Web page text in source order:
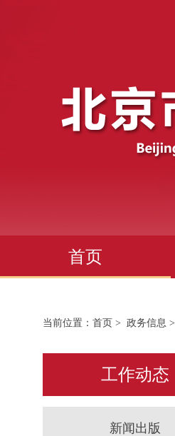
首页
当前位置： 首页 > 政务信息 >
工作动态
新闻出版